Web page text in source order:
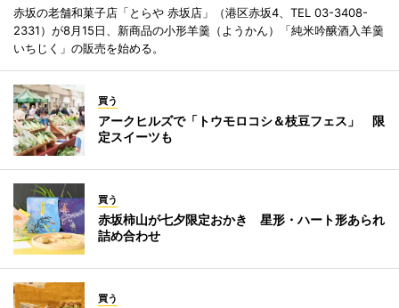
赤坂の老舗和菓子店「とらや 赤坂店」（港区赤坂4、TEL 03-3408-
2331）が8月15日、新商品の小形羊羹（ようかん）「純米吟醸酒入羊羹
いちじく」の販売を始める。
買う
アークヒルズで「トウモロコシ＆枝豆フェス」 限
定スイーツも
買う
赤坂柿山が七夕限定おかき 星形・ハート形あられ
詰め合わせ
買う